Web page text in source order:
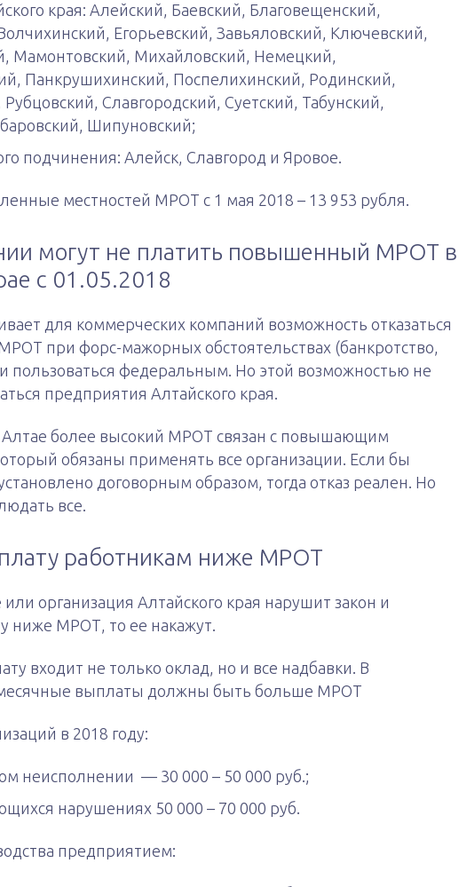
края: Алейский, Баевский, Благовещенский,
Егорьевский, Завьяловский, Ключевский,
Мамонтовский, Михайловский, Немецкий,
Панкрушихинский, Поспелихинский, Родинский,
Славгородский, Суетский, Табунский,
Шипуновский;
подчинения: Алейск, Славгород и Яровое.
местностей МРОТ с 1 мая 2018 – 13 953 рубля.
могут не платить повышенный МРОТ в
с 01.05.2018
для коммерческих компаний возможность отказаться
при форс-мажорных обстоятельствах (банкротство,
пользоваться федеральным. Но этой возможностью не
предприятия Алтайского края.
Алтае более высокий МРОТ связан с повышающим
обязаны применять все организации. Если бы
договорным образом, тогда отказ реален. Но
все.
работникам ниже МРОТ
организация Алтайского края нарушит закон и
ниже МРОТ, то ее накажут.
входит не только оклад, но и все надбавки. В
месячные выплаты должны быть больше МРОТ
в 2018 году:
неисполнении — 30 000 – 50 000 руб.;
нарушениях 50 000 – 70 000 руб.
предприятием: